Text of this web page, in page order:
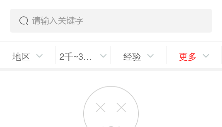
地区 2千~3千/月 经验 更多